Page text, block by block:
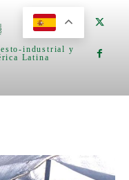
industrial y
Latina